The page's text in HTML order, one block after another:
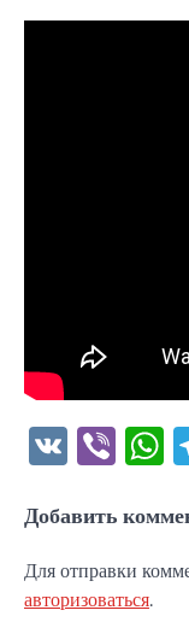
VK
Добавить
Для отправки
авторизоваться.